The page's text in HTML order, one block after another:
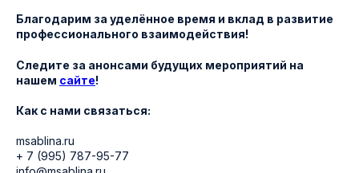
Благодарим за уделённое время и вклад в развитие
профессионального взаимодействия!
Следите за анонсами будущих мероприятий на
нашем сайте!
Как с нами связаться:
msablina.ru
+ 7 (995) 787-95-77